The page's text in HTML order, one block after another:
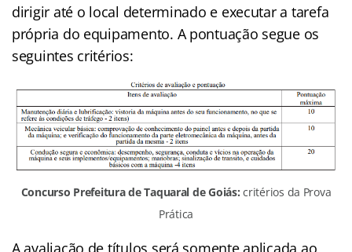
dirigir até o local determinado e executar a tarefa
própria do equipamento. A pontuação segue os
seguintes critérios:
Concurso Prefeitura de Taquaral de Goiás: critérios da Prova
Prática
A avaliação de títulos será somente aplicada ao